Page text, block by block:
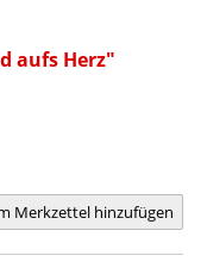
aufs Herz"
Merkzettel hinzufügen